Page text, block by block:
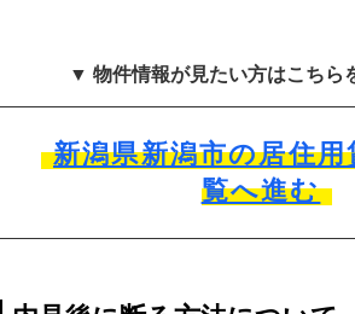
▼ 物件情報が見たい方はこちら
新潟県新潟市の居住用
覧へ進む